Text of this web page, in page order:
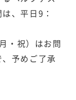
、平日9：
・祝）はお問
予めご了承